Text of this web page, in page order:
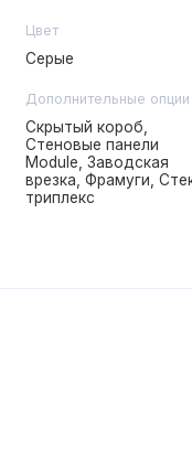
Цвет
Серые
Дополнительные опции
Скрытый короб,
Стеновые панели
Module, Заводская
врезка, Фрамуги,
триплекс